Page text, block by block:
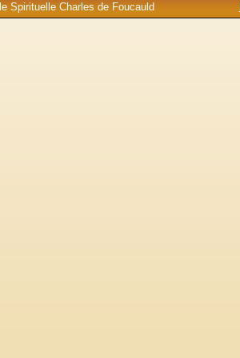
Spirituelle Charles de Foucauld